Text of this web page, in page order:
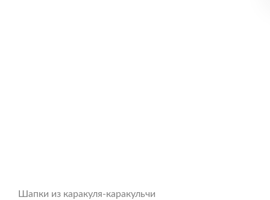
Шапки из каракуля-каракульчи